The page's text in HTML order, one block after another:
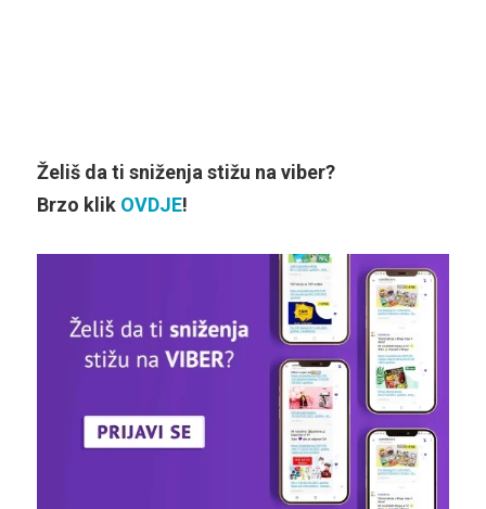
Želiš da ti sniženja stižu na viber?
Brzo klik OVDJE!